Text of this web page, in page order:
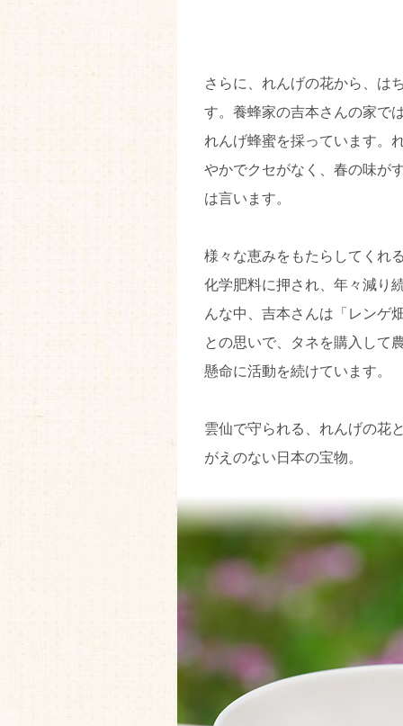
さらに、れんげの花から、は
す。養蜂家の吉本さんの家で
れんげ蜂蜜を採っています。
やかでクセがなく、春の味が
は言います。
様々な恵みをもたらしてくれ
化学肥料に押され、年々減り
んな中、吉本さんは「レンゲ
との思いで、タネを購入して
懸命に活動を続けています。
雲仙で守られる、れんげの花
がえのない日本の宝物。